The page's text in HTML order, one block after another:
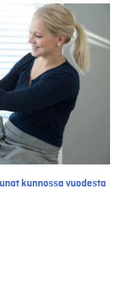
kunnossa vuodesta